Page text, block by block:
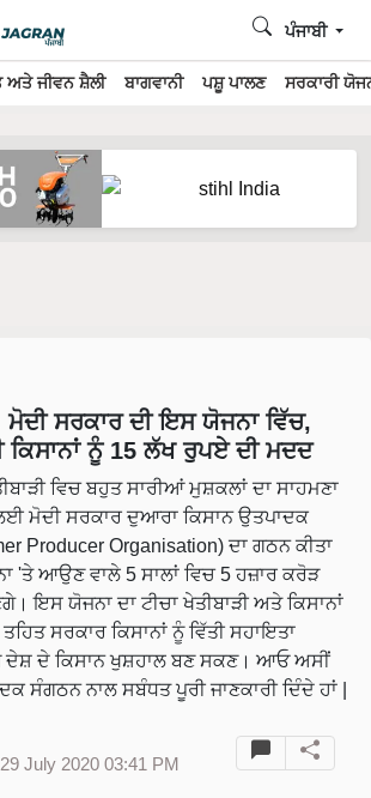
ਅਤੇ ਜੀਵਨ ਸ਼ੈਲੀ ਬਾਗਵਾਨੀ ਪਸ਼ੂ ਪਾਲਣ ਸਰਕਾਰੀ
ਪੰਜਾਬੀ
ਮੋਦੀ ਸਰਕਾਰ ਦੀ ਇਸ ਯੋਜਨਾ ਵਿੱਚ,
ਕਿਸਾਨਾਂ ਨੂੰ 15 ਲੱਖ ਰੁਪਏ ਦੀ ਮਦਦ
ਵਿਚ ਬਹੁਤ ਸਾਰੀਆਂ ਮੁਸ਼ਕਲਾਂ ਦਾ ਸਾਹਮਣਾ
ਮੋਦੀ ਸਰਕਾਰ ਦੁਆਰਾ ਕਿਸਾਨ ਉਤਪਾਦਕ
Producer Organisation) ਦਾ ਗਠਨ ਕੀਤਾ
'ਤੇ ਆਉਣ ਵਾਲੇ 5 ਸਾਲਾਂ ਵਿਚ 5 ਹਜ਼ਾਰ ਕਰੋੜ
ਇਸ ਯੋਜਨਾ ਦਾ ਟੀਚਾ ਖੇਤੀਬਾੜੀ ਅਤੇ ਕਿਸਾਨਾਂ
ਸਰਕਾਰ ਕਿਸਾਨਾਂ ਨੂੰ ਵਿੱਤੀ ਸਹਾਇਤਾ
ਦੇਸ਼ ਦੇ ਕਿਸਾਨ ਖੁਸ਼ਹਾਲ ਬਣ ਸਕਣ। ਆਓ ਅਸੀਂ
ਸੰਗਠਨ ਨਾਲ ਸਬੰਧਤ ਪੂਰੀ ਜਾਣਕਾਰੀ ਦਿੰਦੇ ਹਾਂ |
July 2020 03:41 PM